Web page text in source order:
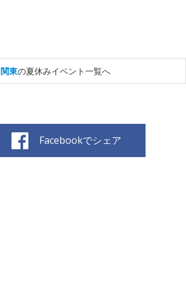
関東の夏休みイベント一覧へ
Facebookでシェア